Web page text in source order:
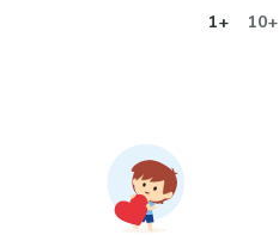
1+ 10+